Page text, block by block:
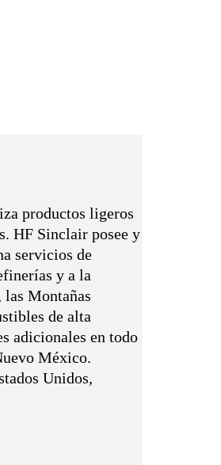
productos ligeros
HF Sinclair posee y
servicios de
y a la
Montañas
de alta
adicionales en todo
México.
Unidos,